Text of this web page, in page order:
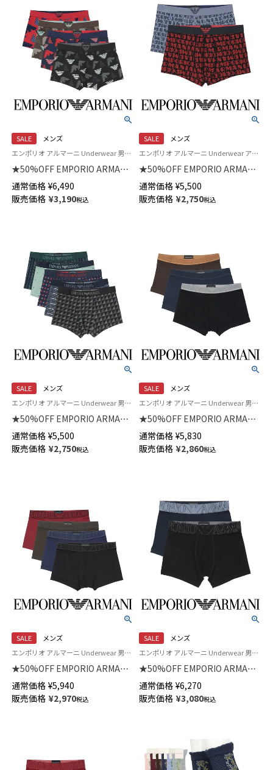
SALE
メンズ
エンポリオ アルマーニ Underwear 男性 下着 パンツ アンダーウェア
★50%OFF EMPORIO ARMANI
ALL OVER MICROFIBER オール
オーバーマイクロファイバー
ボクサーブリーフパンツ
通常価格 ¥6,490
販売価格 ¥3,190税込
SALE
メンズ
エンポリオ アルマーニ Underwear アンダーウェア 男性 紳士 下着
★50%OFF EMPORIO ARMANI
ALL OVER LOGO オールオーバ
ーロゴ ボクサーパンツ 【S/M/L】
前閉じ EUサイズ メンズ
通常価格 ¥5,500
販売価格 ¥2,750税込
SALE
メンズ
エンポリオ アルマーニ Underwear 男性 アンダーウェア下着 パンツ ブランド
★50%OFF EMPORIO ARMANI
ボクサーブリーフパンツ
【S/M/L】 前閉じ EUサイズ メン
ズ 54059942
通常価格 ¥5,500
販売価格 ¥2,750税込
SALE
メンズ
エンポリオ アルマーニ Underwear 男性 アンダーウェア 紳士 下着
★50%OFF EMPORIO ARMANI
SOFT MODAL TRUNK ソフト モ
ダール ボクサーパンツ 【S/M/L】
前閉じ EUサイズ メンズ
通常価格 ¥5,830
販売価格 ¥2,860税込
SALE
メンズ
エンポリオ アルマーニ Underwear 男性 アンダーウェア 紳士 下着
★50%OFF EMPORIO ARMANI
ESSENTIAL MICROFIBER エッ
センシャル マイクロファイバー
ボクサーパンツ 【S/M/L】 前閉じ
通常価格 ¥5,940
販売価格 ¥2,970税込
SALE
メンズ
エンポリオ アルマーニ Underwear 男性アンダーウェア 紳士 下着
★50%OFF EMPORIO ARMANI
MEGALOGO メガロゴ ボクサー
ブリーフパンツ 前閉じ 【S/M/L】
EUサイズ メンズ 54059786
通常価格 ¥6,270
販売価格 ¥3,080税込